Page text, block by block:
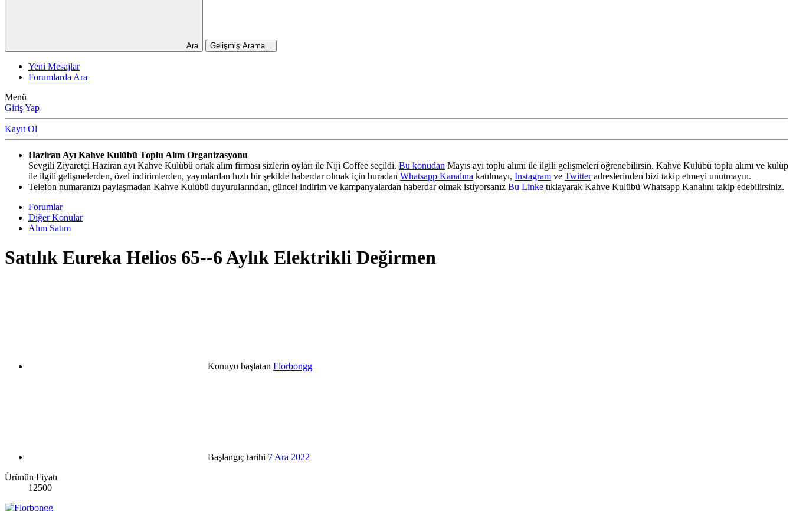
Ara Gelişmiş Arama...
Yeni Mesajlar
Forumlarda Ara
Menü
Giriş Yap
Kayıt Ol
Haziran Ayı Kahve Kulübü Toplu Alım Organizasyonu
Sevgili Ziyaretçi Haziran ayı Kahve Kulübü ortak alım firması sizlerin oyları ile Niji Coffee seçildi. Bu konudan Mayıs ayı toplu alımı ile ilgili gelişmeleri öğrenebilirsin. Kahve Kulübü toplu alımı ve kulüp
ile ilgili gelişmelerden, özel indirimlerden, yayınlardan hızlı bir şekilde haberdar olmak için buradan Whatsapp Kanalına katılmayı, Instagram ve Twitteradreslerinden bizi takip etmeyi unutmayın.
Telefon numaranızı paylaşmadan Kahve Kulübü duyurularından, güncel indirim ve kampanyalardan haberdar olmak istiyorsanız Bu Linke tıklayarak Kahve Kulübü Whatsapp Kanalını takip edebilirsiniz.
Forumlar
Diğer Konular
Alım Satım
Satılık Eureka Helios 65--6 Aylık Elektrikli Değirmen
Konuyu başlatan Florbongg
Başlangıç tarihi 7 Ara 2022
Ürünün Fiyatı
12500